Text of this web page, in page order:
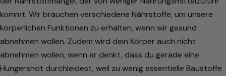
kommt. Wir brauchen verschiedene Nährstoffe, um unsere
körperlichen Funktionen zu erhalten, wenn wir gesund
abnehmen wollen. Zudem wird dein Körper auch nicht
abnehmen wollen, wenn er denkt, dass du gerade eine
Hungersnot durchleidest, weil zu wenig essentielle Baustoffe